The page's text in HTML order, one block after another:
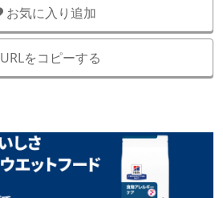
お気に入り追加
URLをコピーする